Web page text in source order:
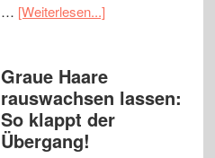
… [Weiterlesen...]
Graue Haare
rauswachsen lassen:
So klappt der
Übergang!